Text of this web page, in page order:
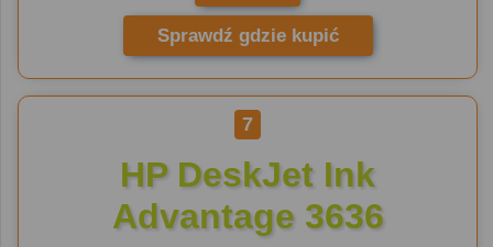
Sprawdź gdzie kupić
7
HP DeskJet Ink
Advantage 3636